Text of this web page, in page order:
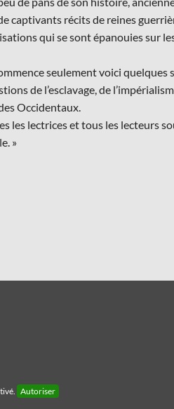
captivants récits de reines
qui se sont épanouies sur
seulement voici quelques
de l’esclavage, de
Occidentaux.
les lectrices et tous les lecteurs
»
Autoriser